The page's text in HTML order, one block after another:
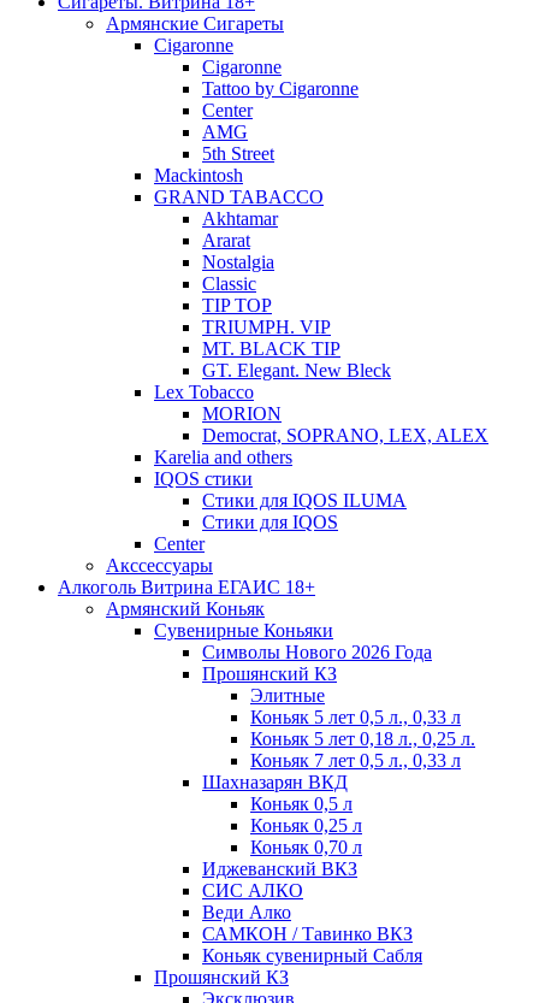
Армянские Сигареты
Cigaronne
Cigaronne
Tattoo by Cigaronne
Center
AMG
5th Street
Mackintosh
GRAND TABACCO
Akhtamar
Ararat
Nostalgia
Classic
TIP TOP
TRIUMPH. VIP
MT. BLACK TIP
GT. Elegant. New Bleck
Lex Tobacco
MORION
Democrat, SOPRANO, LEX, ALEX
Karelia and others
IQOS стики
Стики для IQOS ILUMA
Стики для IQOS
Сenter
Акссессуары
Алкоголь Витрина ЕГАИС 18+
Армянский Коньяк
Сувенирные Коньяки
Символы Нового 2026 Года
Прошянский КЗ
Элитные
Коньяк 5 лет 0,5 л., 0,33 л
Коньяк 5 лет 0,18 л., 0,25 л.
Коньяк 7 лет 0,5 л., 0,33 л
Шахназарян ВКД
Коньяк 0,5 л
Коньяк 0,25 л
Коньяк 0,70 л
Иджеванский ВКЗ
СИС АЛКО
Веди Алко
САМКОН / Тавинко ВКЗ
Коньяк сувенирный Сабля
Прошянский КЗ
Эксклюзив